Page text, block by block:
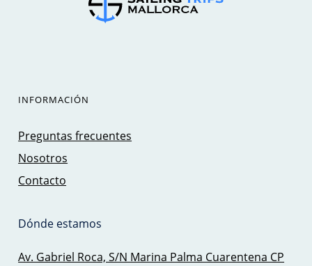
INFORMACIÓN
Preguntas frecuentes
Nosotros
Contacto
Dónde estamos
Av. Gabriel Roca, S/N Marina Palma Cuarentena CP